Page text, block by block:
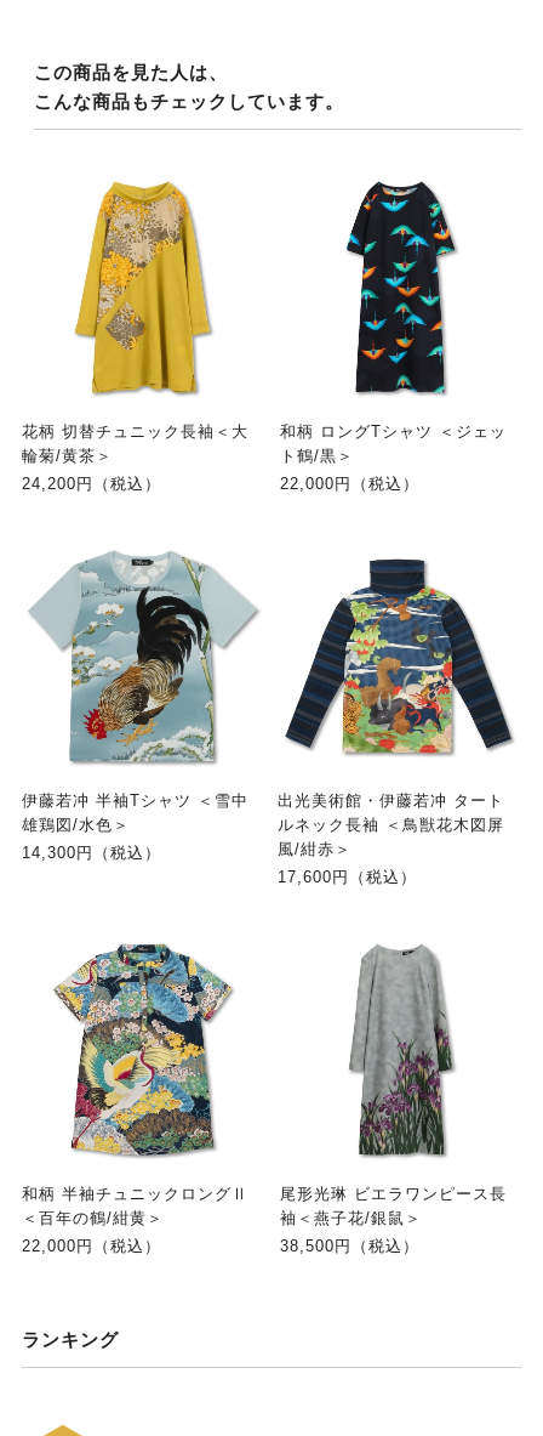
この商品を見た人は、
こんな商品もチェックしています。
花柄 切替チュニック長袖＜大
輪菊/黄茶＞
24,200円（税込）
和柄 ロングTシャツ ＜ジェッ
ト鶴/黒＞
22,000円（税込）
伊藤若冲 半袖Tシャツ ＜雪中
雄鶏図/水色＞
14,300円（税込）
出光美術館・伊藤若冲 タート
ルネック長袖 ＜鳥獣花木図屏
風/紺赤＞
17,600円（税込）
和柄 半袖チュニックロングⅡ
＜百年の鶴/紺黄＞
22,000円（税込）
尾形光琳 ビエラワンピース長
袖＜燕子花/銀鼠＞
38,500円（税込）
ランキング